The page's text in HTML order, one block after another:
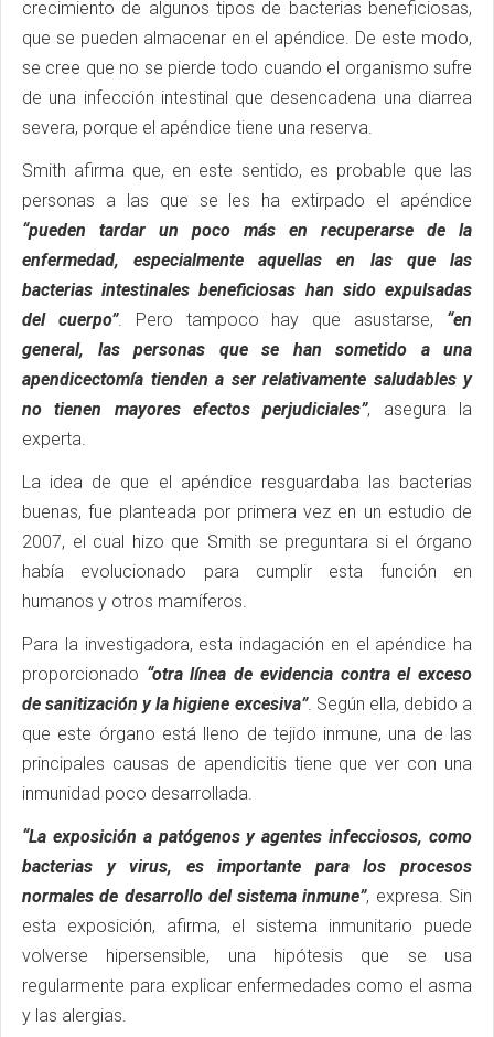
crecimiento de algunos tipos de bacterias beneficiosas,
que se pueden almacenar en el apéndice. De este modo,
se cree que no se pierde todo cuando el organismo sufre
de una infección intestinal que desencadena una diarrea
severa, porque el apéndice tiene una reserva.
Smith afirma que, en este sentido, es probable que las
personas a las que se les ha extirpado el apéndice
“pueden tardar un poco más en recuperarse de la
enfermedad, especialmente aquellas en las que las
bacterias intestinales beneficiosas han sido expulsadas
del cuerpo”. Pero tampoco hay que asustarse, “en
general, las personas que se han sometido a una
apendicectomía tienden a ser relativamente saludables y
no tienen mayores efectos perjudiciales”, asegura la
experta.
La idea de que el apéndice resguardaba las bacterias
buenas, fue planteada por primera vez en un estudio de
2007, el cual hizo que Smith se preguntara si el órgano
había evolucionado para cumplir esta función en
humanos y otros mamíferos.
Para la investigadora, esta indagación en el apéndice ha
proporcionado “otra línea de evidencia contra el exceso
de sanitización y la higiene excesiva”. Según ella, debido a
que este órgano está lleno de tejido inmune, una de las
principales causas de apendicitis tiene que ver con una
inmunidad poco desarrollada.
“La exposición a patógenos y agentes infecciosos, como
bacterias y virus, es importante para los procesos
normales de desarrollo del sistema inmune”, expresa. Sin
esta exposición, afirma, el sistema inmunitario puede
volverse hipersensible, una hipótesis que se usa
regularmente para explicar enfermedades como el asma
y las alergias.